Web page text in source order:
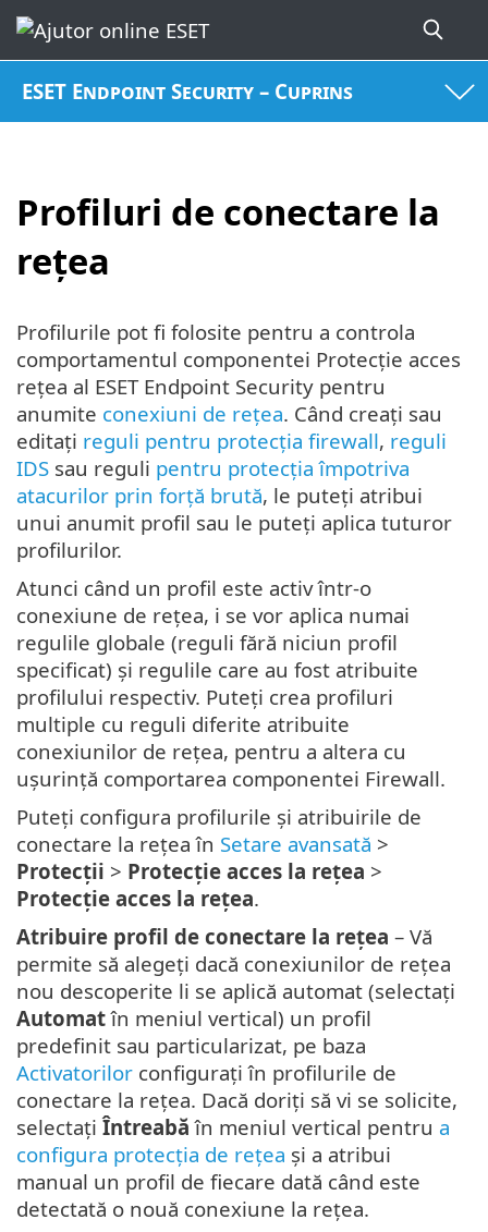
ESET Endpoint Security – Cuprins
Profiluri de conectare la
rețea
Profilurile pot fi folosite pentru a controla
comportamentul componentei Protecție acces
rețea al ESET Endpoint Security pentru
anumite conexiuni de rețea. Când creați sau
editați reguli pentru protecția firewall, reguli
IDS sau reguli pentru protecția împotriva
atacurilor prin forță brută, le puteți atribui
unui anumit profil sau le puteți aplica tuturor
profilurilor.
Atunci când un profil este activ într-o
conexiune de rețea, i se vor aplica numai
regulile globale (reguli fără niciun profil
specificat) și regulile care au fost atribuite
profilului respectiv. Puteți crea profiluri
multiple cu reguli diferite atribuite
conexiunilor de rețea, pentru a altera cu
ușurință comportarea componentei Firewall.
Puteți configura profilurile și atribuirile de
conectare la rețea în Setare avansată >
Protecții > Protecție acces la rețea >
Protecție acces la rețea.
Atribuire profil de conectare la rețea – Vă
permite să alegeți dacă conexiunilor de rețea
nou descoperite li se aplică automat (selectați
Automatîn meniul vertical) un profil
predefinit sau particularizat, pe baza
Activatorilor configurați în profilurile de
conectare la rețea. Dacă doriți să vi se solicite,
selectați Întreabă în meniul vertical pentru a
configura protecția de rețea și a atribui
manual un profil de fiecare dată când este
detectată o nouă conexiune la rețea.